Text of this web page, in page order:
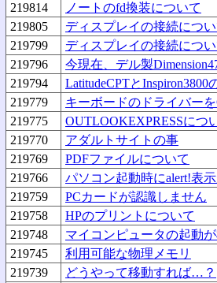
219814
ノートのfd換装について
219805
ディスプレイの接続につ
219799
ディスプレイの接続につ
219796
今現在、デル製
219794
LatitudeCPTとInspiron3800
219779
キーボードのドライバー
219775
OUTLOOKEXPRESSにつ
219770
アダルトサイトの事
219769
PDFファイルについて
219766
パソコン起動時にalert!表示
219759
PCカードが認識しません
219758
HPのプリントについて
219748
マイコンピュータの起動
219745
利用可能な物理メモリ
219739
どうやって移動すれば…？